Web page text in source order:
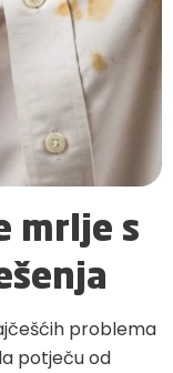
mrlje s
problema
potječu od